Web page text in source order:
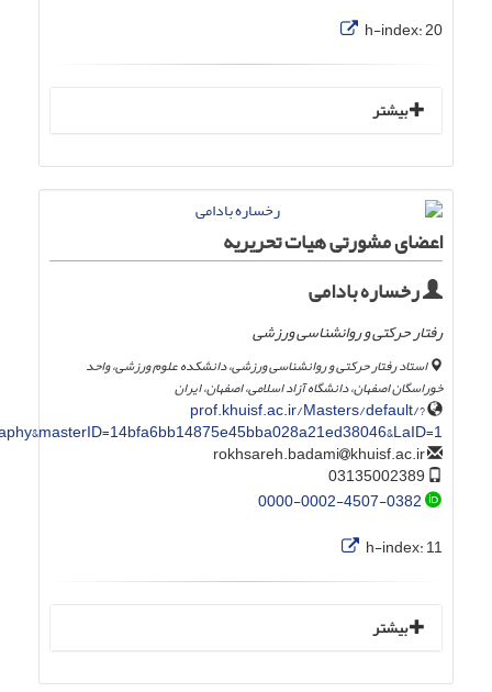
h-index:20
بیشتر
اعضای مشورتی هیات تحریریه
رخساره بادامی
رفتار حرکتی و روانشناسی ورزشی
استاد رفتار حرکتی و روانشناسی ورزشی، دانشکده علوم ورزشی، واحد
خوراسگان اصفهان، دانشگاه آزاد اسلامی، اصفهان، ایران
prof.khuisf.ac.ir/Masters/default/?
khuisf.ac.ir
0000-0002-4507-0382
h-index:11
بیشتر